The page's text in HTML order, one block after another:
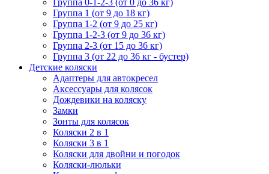
Группа 0-1-2-3 (от 0 до 36 кг)
Группа 1 (от 9 до 18 кг)
Группа 1-2 (от 9 до 25 кг)
Группа 1-2-3 (от 9 до 36 кг)
Группа 2-3 (от 15 до 36 кг)
Группа 3 (от 22 до 36 кг - бустер)
Детские коляски
Адаптеры для автокресел
Аксессуары для колясок
Дождевики на коляску
Замки
Зонты для колясок
Коляски 2 в 1
Коляски 3 в 1
Коляски для двойни и погодок
Коляски-люльки